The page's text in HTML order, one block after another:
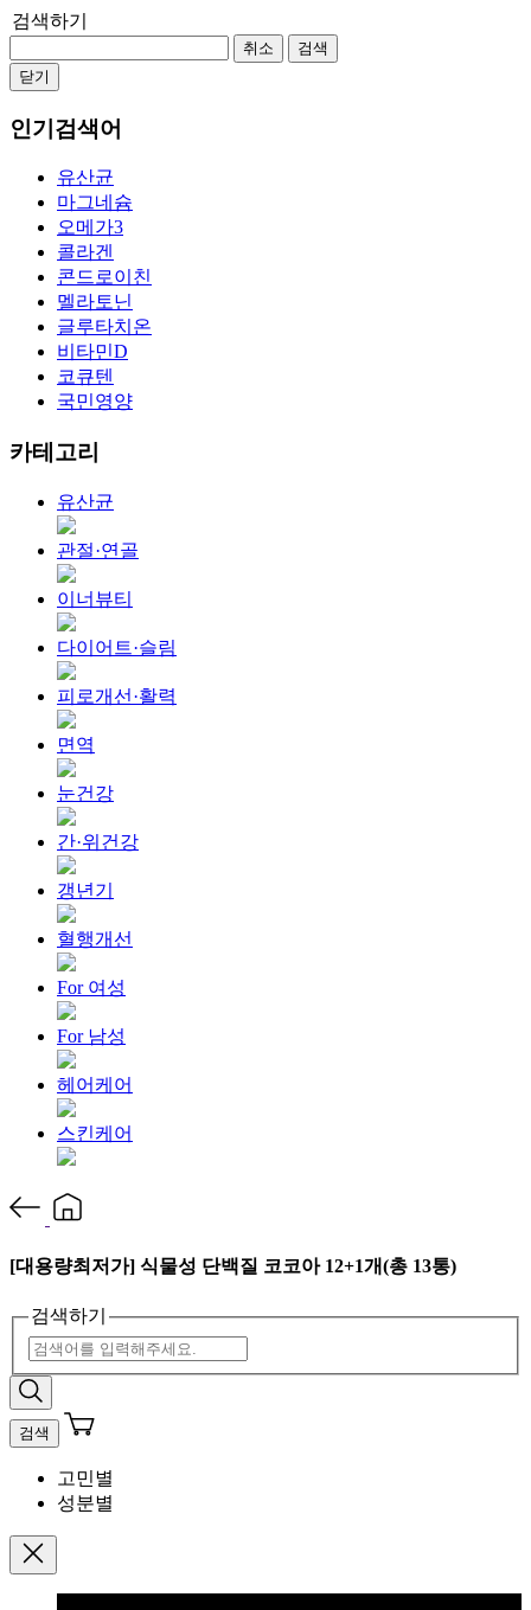
검색하기
취소
검색
닫기
인기검색어
유산균
마그네슘
오메가3
콜라겐
콘드로이친
멜라토닌
글루타치온
비타민D
코큐텐
국민영양
카테고리
유산균
관절·연골
이너뷰티
다이어트·슬림
피로개선·활력
면역
눈건강
간·위건강
갱년기
혈행개선
For 여성
For 남성
헤어케어
스킨케어
[대용량최저가] 식물성 단백질 코코아 12+1개(총 13통)
검색하기
검색
고민별
성분별